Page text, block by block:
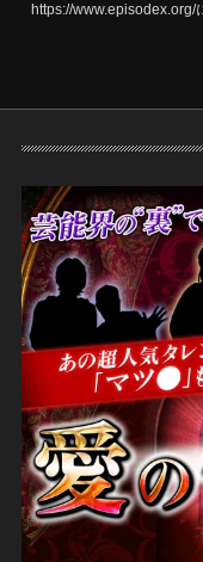
https://www.episodex.org/